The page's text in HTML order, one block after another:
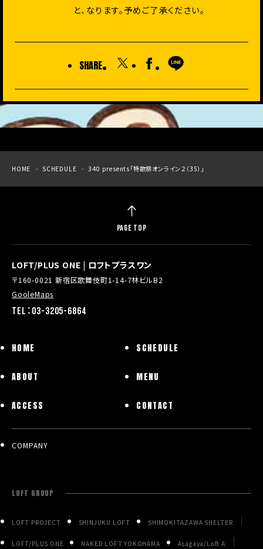
と、なります。予めご了承ください。
SHARE
HOME SCHEDULE 340 presents「特歌祭オンライン２（35）」
LOFT/PLUS ONE | ロフトプラスワン
〒160-0021 新宿区歌舞伎町1-14-7林ビルB2
GooleMaps
TEL：03-3205-6864
HOME SCHEDULE
ABOUT MENU
ACCESS CONTACT
COMPANY
LOFT GROUP
LOFT PROJECT SHINJUKU LOFT SHIMOKITAZAWA SHELTER
LOFT/PLUS ONE NAKED LOFT YOKOHAMA Asagaya/Loft A
PAGE TOP